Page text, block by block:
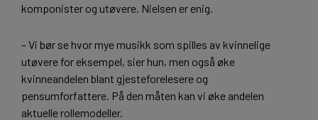
komponister og utøvere. Nielsen er enig.
– Vi bør se hvor mye musikk som spilles av kvinnelige
utøvere for eksempel, sier hun, men også øke
kvinneandelen blant gjesteforelesere og
pensumforfattere. På den måten kan vi øke andelen
aktuelle rollemodeller.